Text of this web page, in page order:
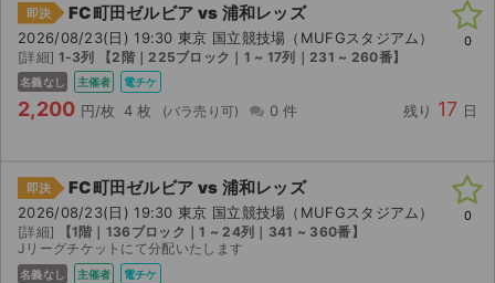
即決 FC町田ゼルビア vs 浦和レッズ
2026/08/23(日) 19:30 東京 国立競技場（MUFGスタジアム）
[詳細] 1-3列 【2階｜225ブロック｜1 ~ 17列｜231 ~ 260番】
名義なし 主催者 電チケ
2,200 円/枚 4 枚 0 件 残り 17 日
0
即決 FC町田ゼルビア vs 浦和レッズ
2026/08/23(日) 19:30 東京 国立競技場（MUFGスタジアム）
[詳細]
【1階｜136ブロック｜1 ~ 24列｜341 ~ 360番】
Jリーグチケットにて分配いたします
名義なし 主催者 電チケ
0